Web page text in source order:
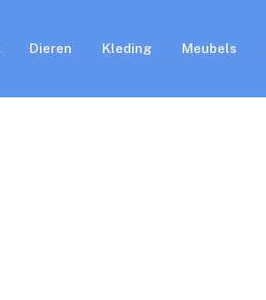
Dieren Kleding Meubels